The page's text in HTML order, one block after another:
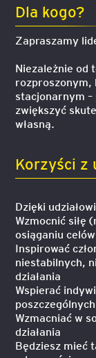
Dla kogo?
Zapraszamy
Niezależnie od
rozproszonym,
stacjonarnym
zwiększyć
własną.
Korzyści z
Dzięki
Wzmocnić siłę
osiąganiu celów
Inspirować
niestabilnych,
działania
Wspierać
Wzmacniać w
działania
Będziesz mieć